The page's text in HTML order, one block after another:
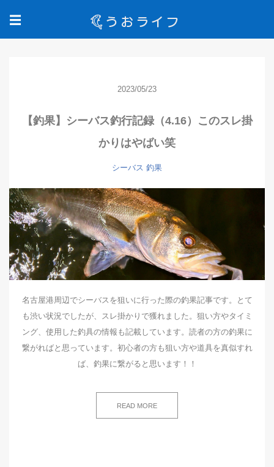
☰
2023/05/23
【釣果】シーバス釣行記録（4.16）このスレ掛
かりはやばい笑
シーバス 釣果
名古屋港周辺でシーバスを狙いに行った際の釣果記事です。とて
も渋い状況でしたが、スレ掛かりで獲れました。狙い方やタイミ
ング、使用した釣具の情報も記載しています。読者の方の釣果に
繋がればと思っています。初心者の方も狙い方や道具を真似すれ
ば、釣果に繋がると思います！！
READ MORE